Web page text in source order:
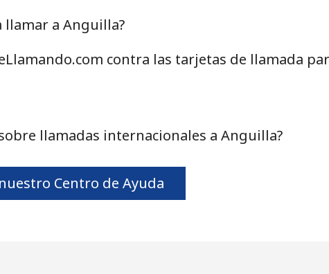
50 min por ⁦£10⁩ -
1111 min por ⁦£10⁩
llamar a Anguilla?
contra las tarjetas de llamada
llamadas internacionales a Anguilla?
Centro de Ayuda